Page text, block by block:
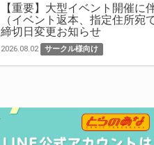
【重要】大型イベント開催に
（イベント返本、指定住所宛
締切日変更お知らせ
2026.08.02 サークル様向け